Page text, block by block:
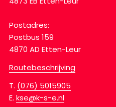
Postadres:
Postbus 159
4870 AD Etten-Leur
Routebeschrijving
T. (076) 5015905
E. kse@k-s-e.nl